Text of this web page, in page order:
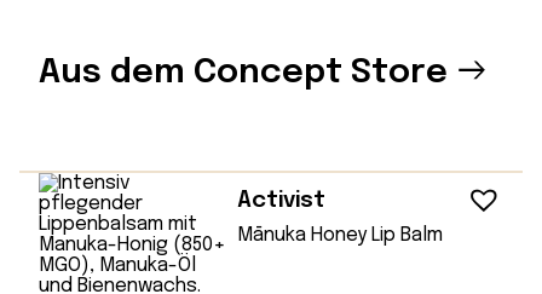
Aus dem Concept Store
Activist
Mānuka Honey Lip Balm